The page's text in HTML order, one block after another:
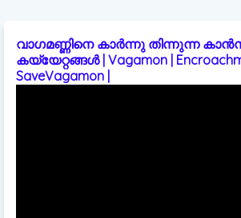
വാഗമണ്ണിനെ കാർന്നു തിന്നുന്ന
കയ്യേറ്റങ്ങൾ | Vagamon |
SaveVagamon |